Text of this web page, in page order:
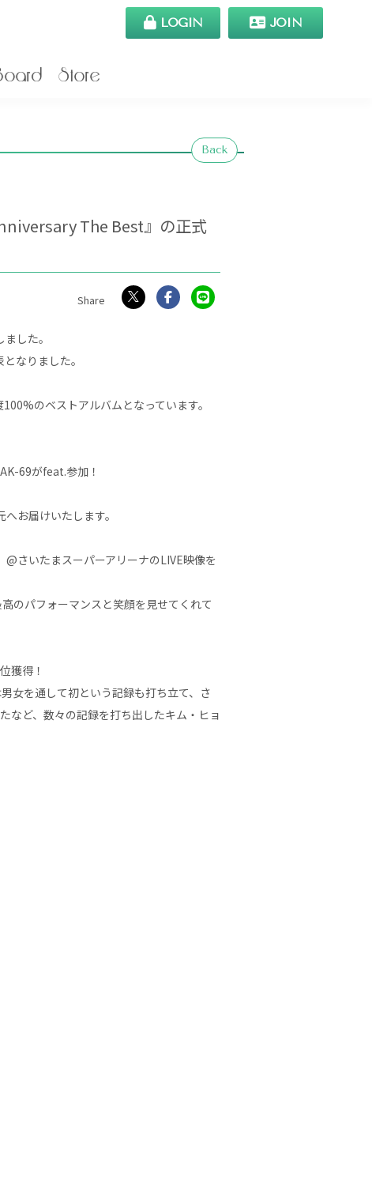
Store
LOGIN JOIN
Back
The Best』の正式
した。
なりました。
のベストアルバムとなっています。
69がfeat.参加！
お届けいたします。
さいたまスーパーアリーナのLIVE映像を
のパフォーマンスと笑顔を見せてくれて
獲得！
女を通して初という記録も打ち立て、さ
など、数々の記録を打ち出したキム・ヒョ